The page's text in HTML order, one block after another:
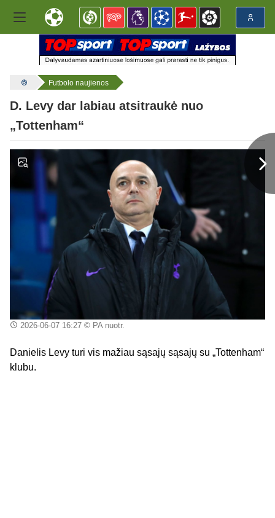
Futbolo naujienos
D. Levy dar labiau atsitraukė nuo
„Tottenham“
2026-06-07 16:27© PA nuotr.
Danielis Levy turi vis mažiau sąsajų sąsajų su „Tottenham“
klubu.